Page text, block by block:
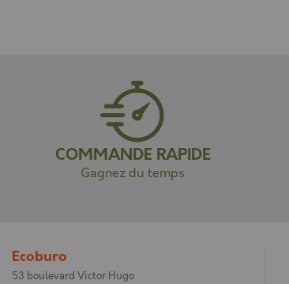
COMMANDE RAPIDE
Gagnez du temps
Ecoburo
53 boulevard Victor Hugo